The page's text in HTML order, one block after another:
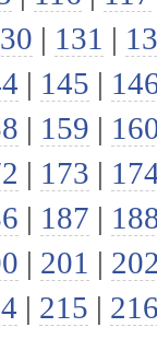
| 131 |
| 145 |
| 159 |
| 173 |
| 187 |
| 201 |
| 215 |